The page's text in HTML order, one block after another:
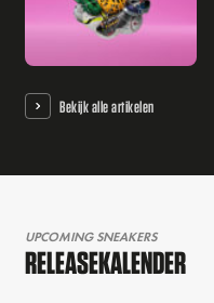
Bekijk alle artikelen
UPCOMING SNEAKERS
RELEASEKALENDER